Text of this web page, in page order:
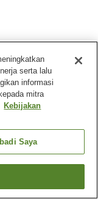
dengan
Hotel Laforet Shuzenji
serta lalu
informasi
mitra
Kebijakan
Saya